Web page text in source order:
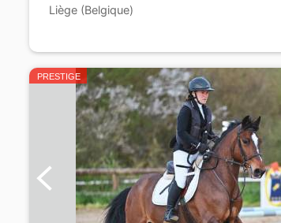
Liège (Belgique)
PRESTIGE